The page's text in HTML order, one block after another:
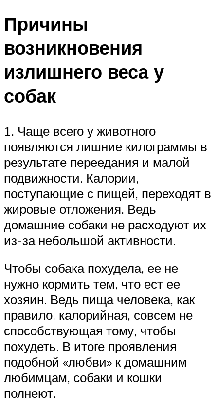
Причины
возникновения
излишнего веса у
собак
1. Чаще всего у животного
появляются лишние килограммы в
результате переедания и малой
подвижности. Калории,
поступающие с пищей, переходят в
жировые отложения. Ведь
домашние собаки не расходуют их
из-за небольшой активности.
Чтобы собака похудела, ее не
нужно кормить тем, что ест ее
хозяин. Ведь пища человека, как
правило, калорийная, совсем не
способствующая тому, чтобы
похудеть. В итоге проявления
подобной «любви» к домашним
любимцам, собаки и кошки
полнеют.